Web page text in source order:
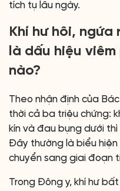
tích tụ lâu ngày.
Khí hư hôi,
là dấu hiệu
nào?
Theo nhận định của
thời cả ba triệu chứng:
kín và đau bụng dưới
Đây thường là biểu
chuyển sang giai đoạn
Trong Đông y, khí hư